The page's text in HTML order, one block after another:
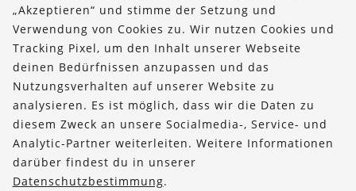
Über uns
Bestellungen
Kontakt & Hilfe
FOLLOW US
„Akzeptieren“ und stimme der Setzung und
Verwendung von Cookies zu. Wir nutzen Cookies und
Tracking Pixel, um den Inhalt unserer Webseite
deinen Bedürfnissen anzupassen und das
Nutzungsverhalten auf unserer Website zu
analysieren. Es ist möglich, dass wir die Daten zu
diesem Zweck an unsere Socialmedia-, Service- und
Analytic-Partner weiterleiten. Weitere Informationen
darüber findest du in unserer
Datenschutzbestimmung.